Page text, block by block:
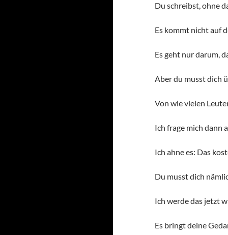
Du schreibst, ohne
Es kommt nicht auf
Es geht nur darum,
Aber du musst dich
Von wie vielen
Ich frage mich dann
Ich ahne es: Das
Du musst dich
Ich werde das jetzt
Es bringt deine